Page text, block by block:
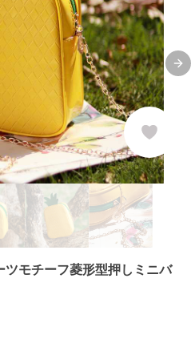
ツモチーフ菱形型押しミニバ